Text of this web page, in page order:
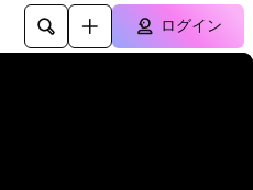
ログイン